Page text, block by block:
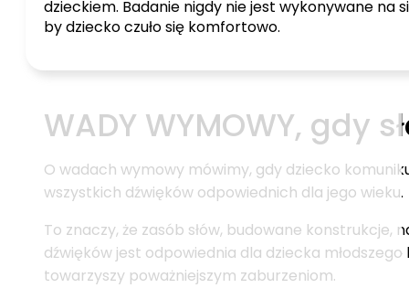
dzieckiem. Badanie nigdy nie jest wykonywane na
by dziecko czuło się komfortowo.
WADY WYMOWY, gdy
O wadach wymowy mówimy, gdy dziecko
wszystkich dźwięków odpowiednich dla jego wieku.
To znaczy, że zasób słów, budowane
dźwięków jest odpowiednia dla dziecka
towarzyszy poważniejszym zaburzeniom.